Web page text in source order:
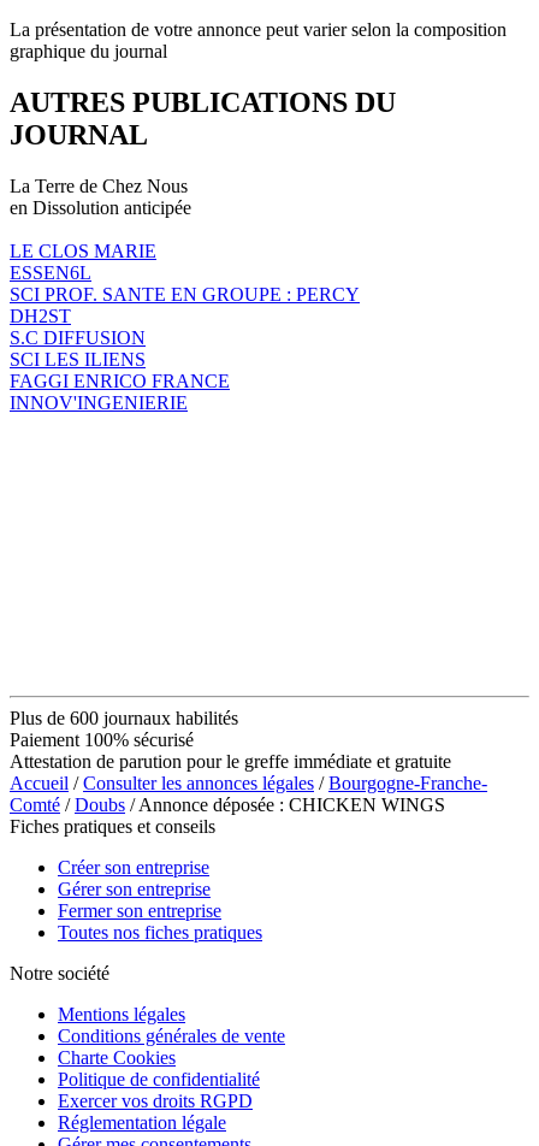
La présentation de votre annonce peut varier selon la composition
graphique du journal
AUTRES PUBLICATIONS DU
JOURNAL
La Terre de Chez Nous
en Dissolution anticipée
LE CLOS MARIE
ESSEN6L
SCI PROF. SANTE EN GROUPE : PERCY
DH2ST
S.C DIFFUSION
SCI LES ILIENS
FAGGI ENRICO FRANCE
INNOV'INGENIERIE
Plus de 600 journaux habilités
Paiement 100% sécurisé
Attestation de parution pour le greffe immédiate et gratuite
Accueil /Consulter les annonces légales /Bourgogne-Franche-
Comté /Doubs / Annonce déposée : CHICKEN WINGS
Fiches pratiques et conseils
Créer son entreprise
Gérer son entreprise
Fermer son entreprise
Toutes nos fiches pratiques
Notre société
Mentions légales
Conditions générales de vente
Charte Cookies
Politique de confidentialité
Exercer vos droits RGPD
Réglementation légale